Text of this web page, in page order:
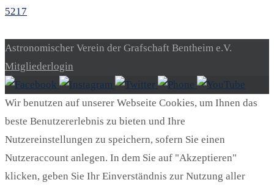
5217
Astronomischer Verein der Grafschaft Bentheim e.V.
Mitgliederlogin
Wir benutzen auf unserer Webseite Cookies, um Ihnen das
beste Benutzererlebnis zu bieten und Ihre
Nutzereinstellungen zu speichern, sofern Sie einen
Nutzeraccount anlegen. In dem Sie auf "Akzeptieren"
klicken, geben Sie Ihr Einverständnis zur Nutzung aller